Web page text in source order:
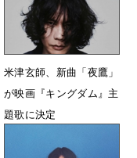
6月13日 21時30分
米津玄師、新曲「夜鷹」
が映画『キングダム』主
題歌に決定